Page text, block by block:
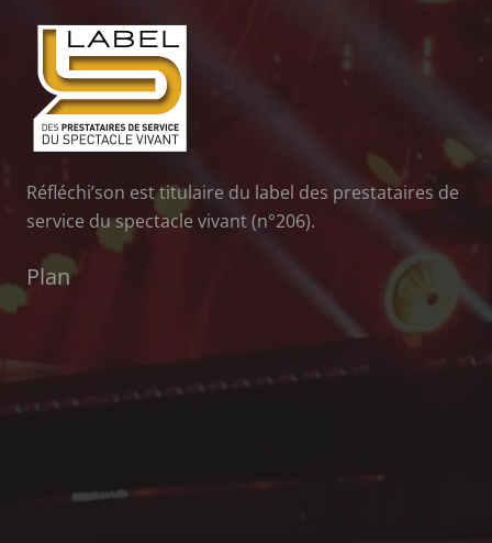
Réfléchi’son est titulaire du label des prestataires de
service du spectacle vivant (n°206).
Plan